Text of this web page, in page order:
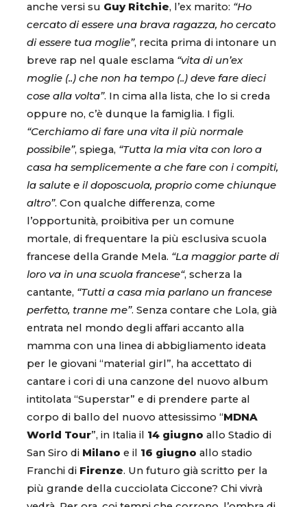
anche versi su Guy Ritchie, l’ex marito: “Ho
cercato di essere una brava ragazza, ho cercato
di essere tua moglie”, recita prima di intonare un
breve rap nel quale esclama “vita di un’ex
moglie (..) che non ha tempo (..) deve fare dieci
cose alla volta”. In cima alla lista, che lo si creda
oppure no, c’è dunque la famiglia. I figli.
“Cerchiamo di fare una vita il più normale
possibile”, spiega, “Tutta la mia vita con loro a
casa ha semplicemente a che fare con i compiti,
la salute e il doposcuola, proprio come chiunque
altro”. Con qualche differenza, come
l’opportunità, proibitiva per un comune
mortale, di frequentare la più esclusiva scuola
francese della Grande Mela. “La maggior parte di
loro va in una scuola francese“, scherza la
cantante, “Tutti a casa mia parlano un francese
perfetto, tranne me”. Senza contare che Lola, già
entrata nel mondo degli affari accanto alla
mamma con una linea di abbigliamento ideata
per le giovani “material girl”, ha accettato di
cantare i cori di una canzone del nuovo album
intitolata “Superstar” e di prendere parte al
corpo di ballo del nuovo attesissimo “MDNA
World Tour”, in Italia il 14 giugno allo Stadio di
San Siro di Milano e il 16 giugno allo stadio
Franchi di Firenze. Un futuro già scritto per la
più grande della cucciolata Ciccone? Chi vivrà